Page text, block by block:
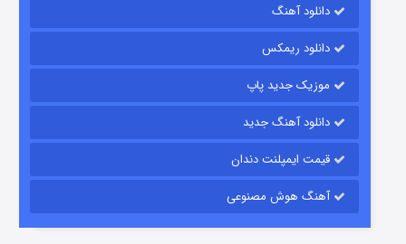
قسمت
دانلود آهنگ
دانلود ریمکس
موزیک جدید پاپ
دانلود آهنگ جدید
قیمت ایمپلنت دندان
آهنگ هوش مصنوعی